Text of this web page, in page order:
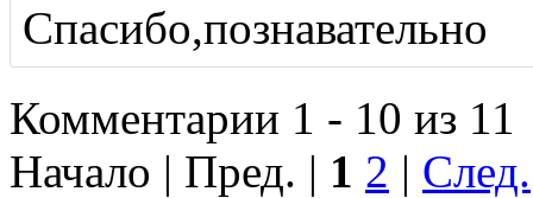
Спасибо,познавательно
Комментарии 1 - 10 из 11
Начало | Пред. | 1 2 | След.